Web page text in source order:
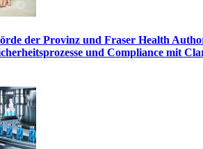
der Provinz und Fraser Health
und Compliance mit